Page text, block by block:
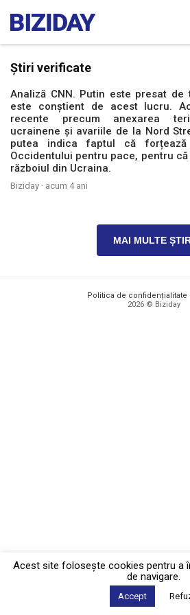
Știri verificate
Analiză CNN. Putin este presat de
este conștient de acest lucru.
recente precum anexarea
ucrainene și avariile de la Nord
putea indica faptul că forțează
Occidentului pentru pace, pentru
războiul din Ucraina.
Biziday · acum 4 ani
MAI MULTE
Politica de confidențialitate
2026 © Biziday
Acest site foloseşte cookies pentru a
de navigare.
Accept